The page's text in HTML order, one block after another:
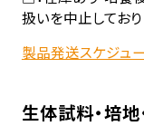
扱いを中止しており
製品発送スケジュ
生体試料・培地